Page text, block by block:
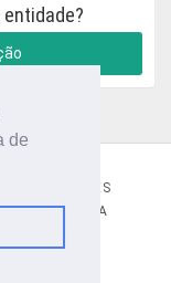
de
E CONDIÇÕES
AJUDA